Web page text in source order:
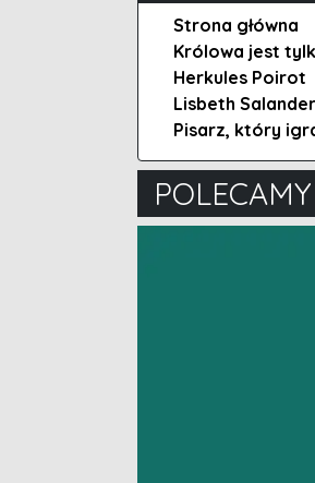
Strona główna
Królowa jest
Herkules Poirot
Lisbeth Salander
Pisarz, który
POLECAMY